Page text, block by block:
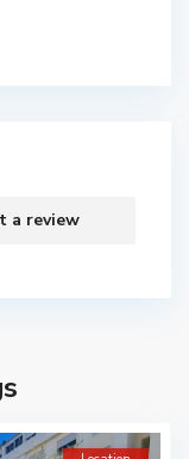
a review